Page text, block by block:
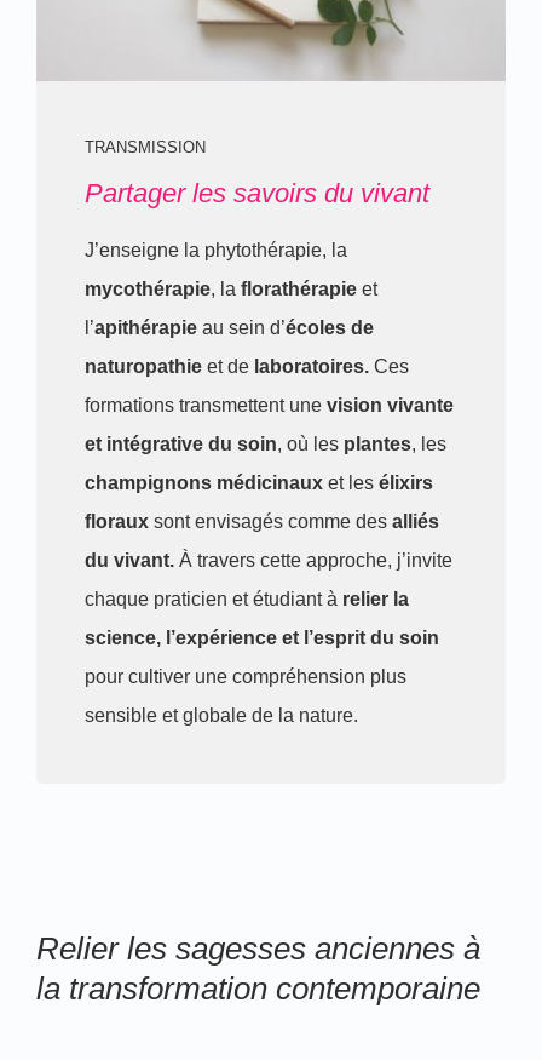
TRANSMISSION
Partager les savoirs du vivant
J’enseigne la phytothérapie, la
mycothérapie, la florathérapie et
l’apithérapie au sein d’écoles de
naturopathie et de laboratoires. Ces
formations transmettent une vision vivante
et intégrative du soin, où les plantes, les
champignons médicinaux et les élixirs
floraux sont envisagés comme des alliés
du vivant. À travers cette approche, j’invite
chaque praticien et étudiant à relier la
science, l’expérience et l’esprit du soin
pour cultiver une compréhension plus
sensible et globale de la nature.
Relier les sagesses anciennes à
la transformation contemporaine